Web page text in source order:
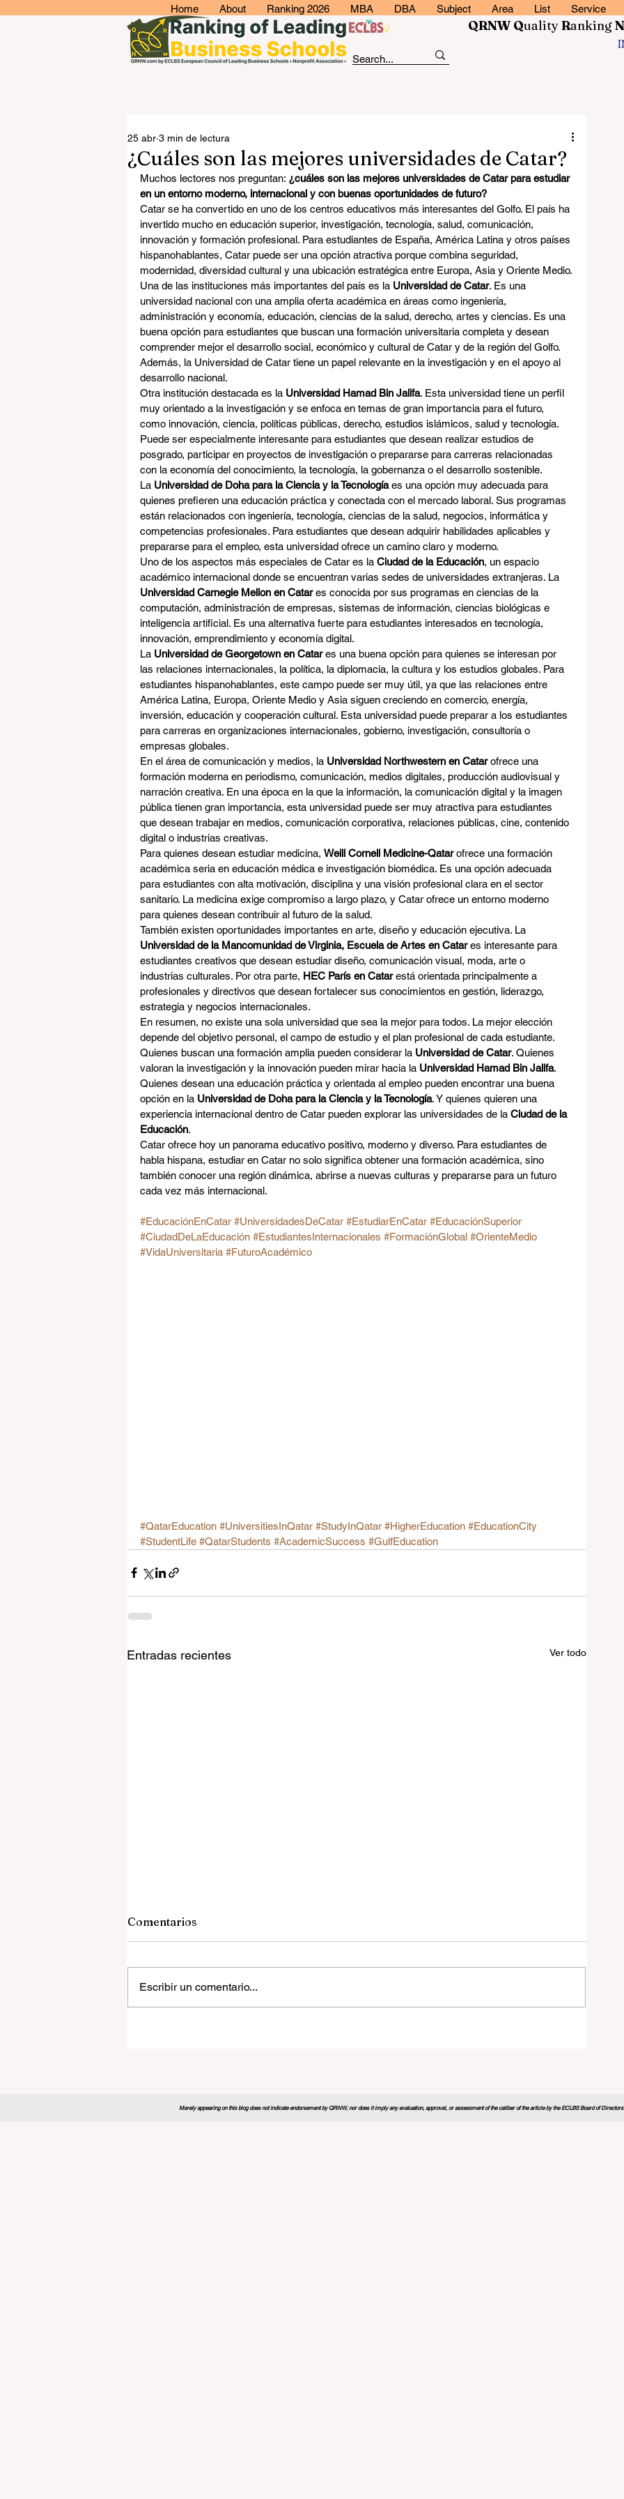
Home About Ranking 2026 MBA DBA Subject Area List Service
QRNW QualityRankingN
¿Cuáles son las mejores universidades de Catar?
25 abr 3 min de lectura
Muchos lectores nos preguntan: ¿cuáles son las mejores universidades de Catar para estudiar
en un entorno moderno, internacional y con buenas oportunidades de futuro?
Catar se ha convertido en uno de los centros educativos más interesantes del Golfo. El país ha
invertido mucho en educación superior, investigación, tecnología, salud, comunicación,
innovación y formación profesional. Para estudiantes de España, América Latina y otros países
hispanohablantes, Catar puede ser una opción atractiva porque combina seguridad,
modernidad, diversidad cultural y una ubicación estratégica entre Europa, Asia y Oriente Medio.
Una de las instituciones más importantes del país es la Universidad de Catar. Es una
universidad nacional con una amplia oferta académica en áreas como ingeniería,
administración y economía, educación, ciencias de la salud, derecho, artes y ciencias. Es una
buena opción para estudiantes que buscan una formación universitaria completa y desean
comprender mejor el desarrollo social, económico y cultural de Catar y de la región del Golfo.
Además, la Universidad de Catar tiene un papel relevante en la investigación y en el apoyo al
desarrollo nacional.
Otra institución destacada es la Universidad Hamad Bin Jalifa. Esta universidad tiene un perfil
muy orientado a la investigación y se enfoca en temas de gran importancia para el futuro,
como innovación, ciencia, políticas públicas, derecho, estudios islámicos, salud y tecnología.
Puede ser especialmente interesante para estudiantes que desean realizar estudios de
posgrado, participar en proyectos de investigación o prepararse para carreras relacionadas
con la economía del conocimiento, la tecnología, la gobernanza o el desarrollo sostenible.
La Universidad de Doha para la Ciencia y la Tecnología es una opción muy adecuada para
quienes prefieren una educación práctica y conectada con el mercado laboral. Sus programas
están relacionados con ingeniería, tecnología, ciencias de la salud, negocios, informática y
competencias profesionales. Para estudiantes que desean adquirir habilidades aplicables y
prepararse para el empleo, esta universidad ofrece un camino claro y moderno.
Uno de los aspectos más especiales de Catar es la Ciudad de la Educación, un espacio
académico internacional donde se encuentran varias sedes de universidades extranjeras. La
Universidad Carnegie Mellon en Catar es conocida por sus programas en ciencias de la
computación, administración de empresas, sistemas de información, ciencias biológicas e
inteligencia artificial. Es una alternativa fuerte para estudiantes interesados en tecnología,
innovación, emprendimiento y economía digital.
La Universidad de Georgetown en Catar es una buena opción para quienes se interesan por
las relaciones internacionales, la política, la diplomacia, la cultura y los estudios globales. Para
estudiantes hispanohablantes, este campo puede ser muy útil, ya que las relaciones entre
América Latina, Europa, Oriente Medio y Asia siguen creciendo en comercio, energía,
inversión, educación y cooperación cultural. Esta universidad puede preparar a los estudiantes
para carreras en organizaciones internacionales, gobierno, investigación, consultoría o
empresas globales.
En el área de comunicación y medios, la Universidad Northwestern en Catar ofrece una
formación moderna en periodismo, comunicación, medios digitales, producción audiovisual y
narración creativa. En una época en la que la información, la comunicación digital y la imagen
pública tienen gran importancia, esta universidad puede ser muy atractiva para estudiantes
que desean trabajar en medios, comunicación corporativa, relaciones públicas, cine, contenido
digital o industrias creativas.
Para quienes desean estudiar medicina, Weill Cornell Medicine-Qatar ofrece una formación
académica seria en educación médica e investigación biomédica. Es una opción adecuada
para estudiantes con alta motivación, disciplina y una visión profesional clara en el sector
sanitario. La medicina exige compromiso a largo plazo, y Catar ofrece un entorno moderno
para quienes desean contribuir al futuro de la salud.
También existen oportunidades importantes en arte, diseño y educación ejecutiva. La
Universidad de la Mancomunidad de Virginia, Escuela de Artes en Catar es interesante para
estudiantes creativos que desean estudiar diseño, comunicación visual, moda, arte o
industrias culturales. Por otra parte, HEC París en Catar está orientada principalmente a
profesionales y directivos que desean fortalecer sus conocimientos en gestión, liderazgo,
estrategia y negocios internacionales.
En resumen, no existe una sola universidad que sea la mejor para todos. La mejor elección
depende del objetivo personal, el campo de estudio y el plan profesional de cada estudiante.
Quienes buscan una formación amplia pueden considerar la Universidad de Catar. Quienes
valoran la investigación y la innovación pueden mirar hacia la Universidad Hamad Bin Jalifa.
Quienes desean una educación práctica y orientada al empleo pueden encontrar una buena
opción en la Universidad de Doha para la Ciencia y la Tecnología. Y quienes quieren una
experiencia internacional dentro de Catar pueden explorar las universidades de la Ciudad de la
Educación.
Catar ofrece hoy un panorama educativo positivo, moderno y diverso. Para estudiantes de
habla hispana, estudiar en Catar no solo significa obtener una formación académica, sino
también conocer una región dinámica, abrirse a nuevas culturas y prepararse para un futuro
cada vez más internacional.
#EducaciónEnCatar #UniversidadesDeCatar #EstudiarEnCatar #EducaciónSuperior
#CiudadDeLaEducación #EstudiantesInternacionales #FormaciónGlobal #OrienteMedio
#VidaUniversitaria #FuturoAcadémico
#QatarEducation #UniversitiesInQatar #StudyInQatar #HigherEducation #EducationCity
#StudentLife #QatarStudents #AcademicSuccess #GulfEducation
Entradas recientes Ver todo
Comentarios
Escribir un comentario...
Merely appearing on this blog does not indicate endorsement by QRNW, nor does it imply any evaluation, approval, or assessment of the caliber of the article by the ECLBS Board of